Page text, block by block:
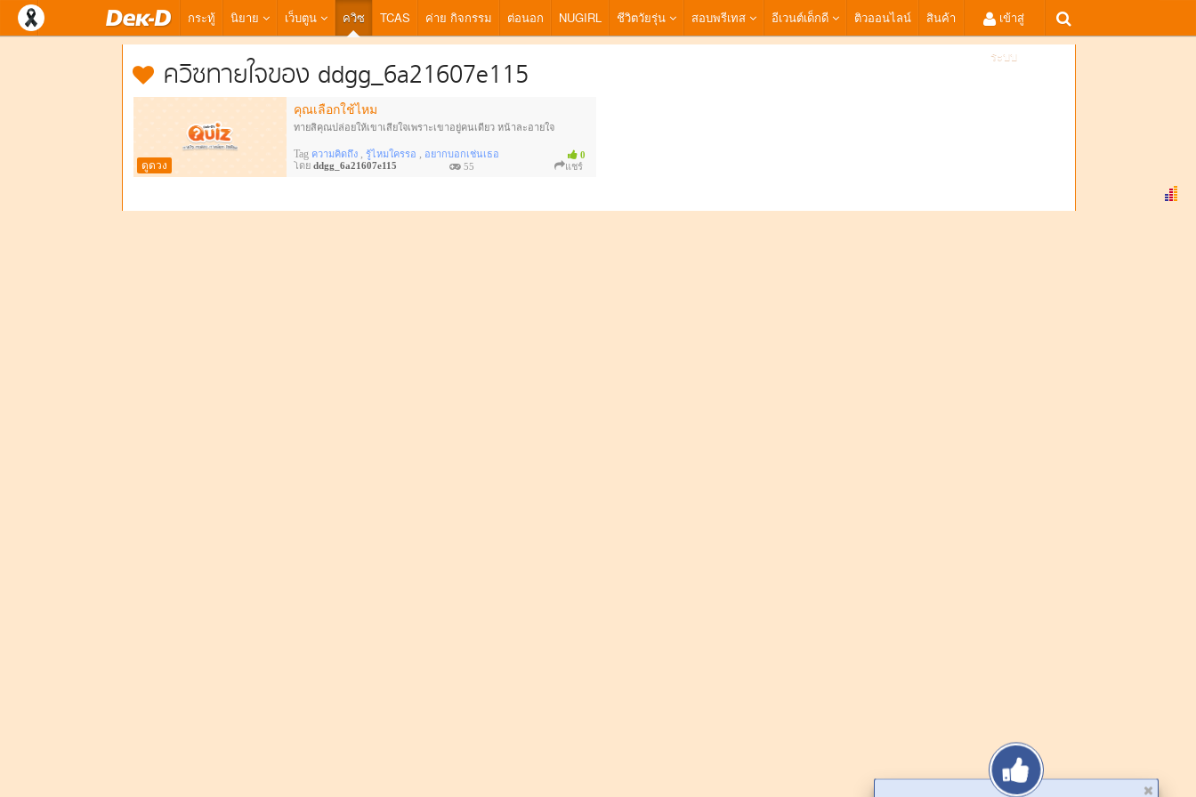
กระทู้ นิยาย เว็บตูน ควิซ TCAS ค่าย กิจกรรม ต่อนอก NUGIRL ชีวิตวัยรุ่น สอบพรีเทส อีเวนต์เด็กดี ติวออนไลน์ สินค้า เข้าสู่
ระบบ
ควิซทายใจของ ddgg_6a21607e115
ดูดวง
คุณเลือกใช้ไหม
0
ทายสิคุณปล่อยให้เขาเสียใจเพราะเขาอยู่คนเดียว หน้าละอายใจ
Tag ความคิดถึง , รู้ไหมใครรอ , อยากบอกเช่นเธอ
โดย ddgg_6a21607e115 55 แชร์